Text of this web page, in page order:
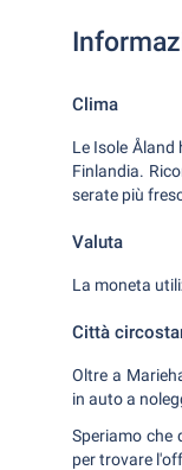
Clima
Le Isole
Finlandia.
serate più
Valuta
La moneta
Città
Oltre a
in auto a
Speriamo che
per trovare